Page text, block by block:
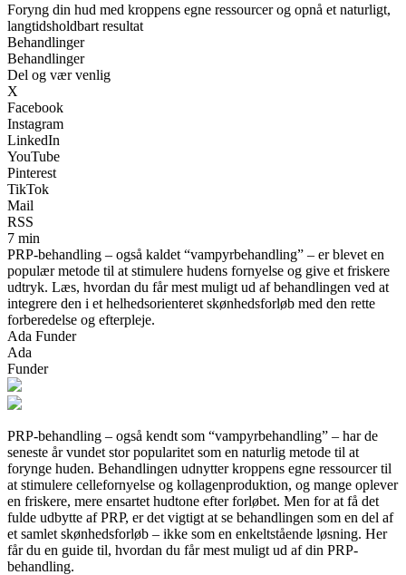
Foryng din hud med kroppens egne ressourcer og opnå et naturligt,
langtidsholdbart resultat
Behandlinger
Behandlinger
Del og vær venlig
X
Facebook
Instagram
LinkedIn
YouTube
Pinterest
TikTok
Mail
RSS
7 min
PRP-behandling – også kaldet “vampyrbehandling” – er blevet en
populær metode til at stimulere hudens fornyelse og give et friskere
udtryk. Læs, hvordan du får mest muligt ud af behandlingen ved at
integrere den i et helhedsorienteret skønhedsforløb med den rette
forberedelse og efterpleje.
Ada Funder
Ada
Funder
PRP-behandling – også kendt som “vampyrbehandling” – har de
seneste år vundet stor popularitet som en naturlig metode til at
forynge huden. Behandlingen udnytter kroppens egne ressourcer til
at stimulere cellefornyelse og kollagenproduktion, og mange oplever
en friskere, mere ensartet hudtone efter forløbet. Men for at få det
fulde udbytte af PRP, er det vigtigt at se behandlingen som en del af
et samlet skønhedsforløb – ikke som en enkeltstående løsning. Her
får du en guide til, hvordan du får mest muligt ud af din PRP-
behandling.